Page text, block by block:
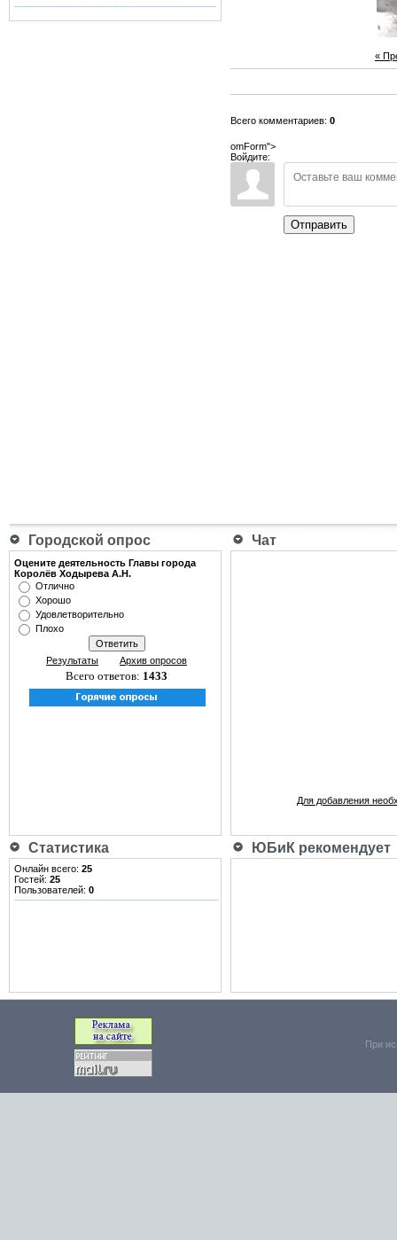
«
Всего комментариев: 0
omForm">
Войдите:
Отправить
Городской опрос Чат
Оцените деятельность Главы города
Королёв Ходырева А.Н.
Отлично
Хорошо
Удовлетворительно
Плохо
Результаты Архив опросов
Всего ответов: 1433
Для добавления
Статистика ЮБиК рекомендует
Онлайн всего: 25
Гостей: 25
Пользователей: 0
При